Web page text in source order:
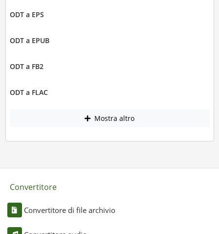
ODT a EPS
ODT a EPUB
ODT a FB2
ODT a FLAC
Mostra altro
Convertitore
Convertitore di file archivio